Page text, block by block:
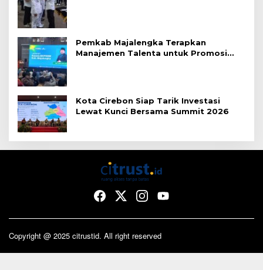
Pemkab Majalengka Terapkan
Manajemen Talenta untuk Promosi
Kota Cirebon Siap Tarik Investasi
Lewat Kunci Bersama Summit 2026
Copyright @ 2025 citrustid. All right reserved